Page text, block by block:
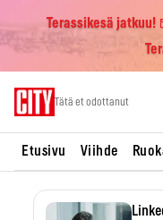
Terassikesä jatkuu!
Tätä et odottanut
Etusivu Viihde